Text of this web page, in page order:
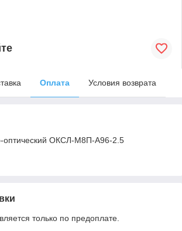
Оплата Условия возврата
оптический ОКСЛ-М8П-А96-2.5
только по предоплате.